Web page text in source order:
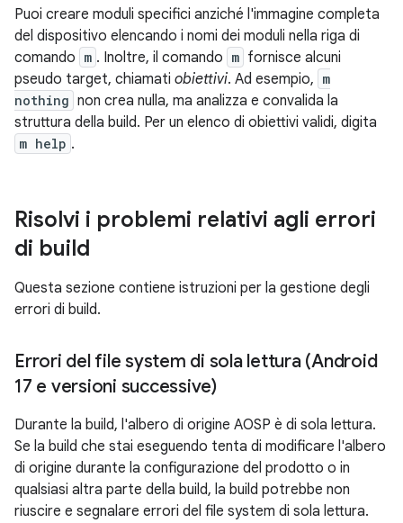
Puoi creare moduli specifici anziché l'immagine completa
del dispositivo elencando i nomi dei moduli nella riga di
comando m . Inoltre, il comando m fornisce alcuni
pseudo target, chiamati obiettivi. Ad esempio, m
nothing non crea nulla, ma analizza e convalida la
struttura della build. Per un elenco di obiettivi validi, digita
m help .
Risolvi i problemi relativi agli errori
di build
Questa sezione contiene istruzioni per la gestione degli
errori di build.
Errori del file system di sola lettura (Android
17 e versioni successive)
Durante la build, l'albero di origine AOSP è di sola lettura.
Se la build che stai eseguendo tenta di modificare l'albero
di origine durante la configurazione del prodotto o in
qualsiasi altra parte della build, la build potrebbe non
riuscire e segnalare errori del file system di sola lettura.